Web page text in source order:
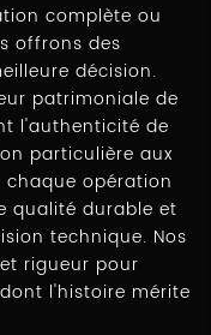
complète ou
offrons des
décision.
patrimoniale de
l'authenticité de
particulière aux
chaque opération
qualité durable et
technique. Nos
rigueur pour
l'histoire mérite